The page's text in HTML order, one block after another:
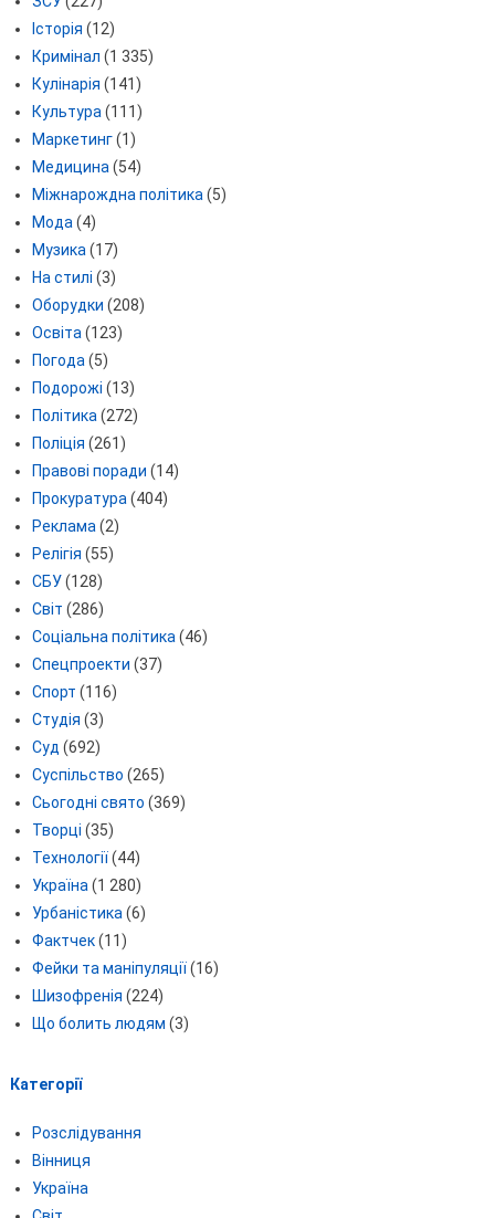
Історія (12)
Кримінал (1 335)
Кулінарія (141)
Культура (111)
Маркетинг(1)
Медицина (54)
Міжнарождна політика (5)
Мода (4)
Музика (17)
На стилі (3)
Оборудки (208)
Освіта (123)
Погода (5)
Подорожі (13)
Політика (272)
Поліція (261)
Правові поради (14)
Прокуратура (404)
Реклама (2)
Релігія (55)
СБУ(128)
Світ (286)
Соціальна політика (46)
Спецпроекти (37)
Спорт (116)
Студія (3)
Суд (692)
Суспільство (265)
Сьогодні свято (369)
Творці (35)
Технології(44)
Україна (1 280)
Урбаністика (6)
Фактчек(11)
Фейки та маніпуляції(16)
Шизофренія (224)
Що болить людям (3)
Категорії
Розслідування
Вінниця
Україна